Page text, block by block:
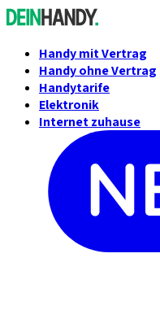
Handy mit Vertrag
Handy ohne Vertrag
Handytarife
Elektronik
Internet zuhause